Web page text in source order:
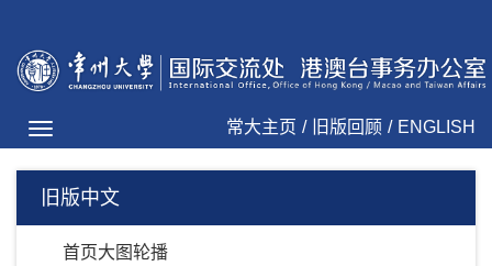
Toggle
navigation
ENGLISH
/
旧版回顾
/
常大主页
旧版中文
首页大图轮播